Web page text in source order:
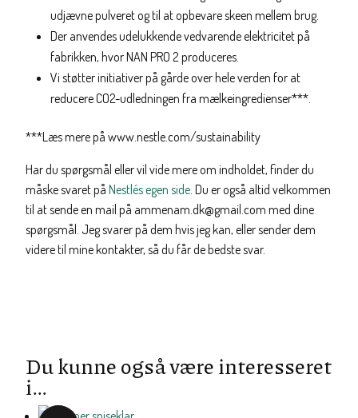
udjævne pulveret og til at opbevare skeen mellem brug.
Der anvendes udelukkende vedvarende elektricitet på
fabrikken, hvor NAN PRO 2 produceres.
Vi støtter initiativer på gårde over hele verden for at
reducere CO2-udledningen fra mælkeingredienser***.
***Læs mere på www.nestle.com/sustainability
Har du spørgsmål eller vil vide mere om indholdet, finder du
måske svaret på Nestlés egen side. Du er også altid velkommen
til at sende en mail på ammenam.dk@gmail.com med dine
spørgsmål. Jeg svarer på dem hvis jeg kan, eller sender dem
videre til mine kontakter, så du får de bedste svar.
Du kunne også være interesseret
i…